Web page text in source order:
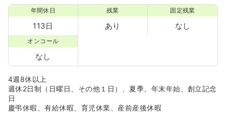
年間休日
113日
残業
あり
固定残業
なし
オンコール
なし
4週8休以上
週休2日制（日曜日、その他１日）、夏季、年末年始、創立記念
日
慶弔休暇、有給休暇、育児休業、産前産後休暇